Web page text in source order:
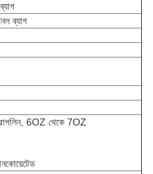
ব্যাগ
6OZ থেকে 7OZ